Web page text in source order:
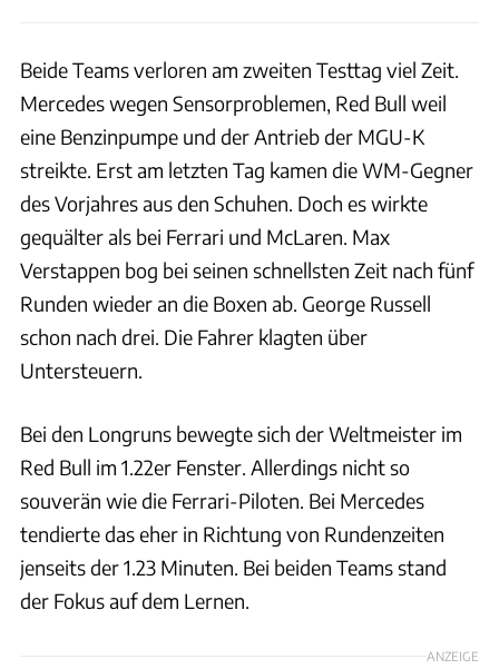
Beide Teams verloren am zweiten Testtag viel Zeit.
Mercedes wegen Sensorproblemen, Red Bull weil
eine Benzinpumpe und der Antrieb der MGU-K
streikte. Erst am letzten Tag kamen die WM-Gegner
des Vorjahres aus den Schuhen. Doch es wirkte
gequälter als bei Ferrari und McLaren. Max
Verstappen bog bei seinen schnellsten Zeit nach fünf
Runden wieder an die Boxen ab. George Russell
schon nach drei. Die Fahrer klagten über
Untersteuern.
Bei den Longruns bewegte sich der Weltmeister im
Red Bull im 1.22er Fenster. Allerdings nicht so
souverän wie die Ferrari-Piloten. Bei Mercedes
tendierte das eher in Richtung von Rundenzeiten
jenseits der 1.23 Minuten. Bei beiden Teams stand
der Fokus auf dem Lernen.
ANZEIGE